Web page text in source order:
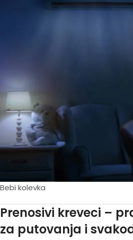
Bebi kolevka
Prenosivi kreveci –
za putovanja i